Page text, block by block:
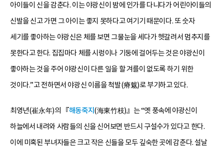
아이들이 신을 감춘다. 이는 야광신이 밤에 인가를 다니다가 어린아이들의
신발을 신고 가면 그 아이는 좋지 못하다고 여기기 때문이다. 또 숫자
세기를 좋아하는 야광신은 체를 보면 그물눈을 세다가 헷갈려서 멈추지를
못한다고 한다. 집집마다 체를 시렁이나 기둥에 걸어두는 것은 야광신이
좋아하는 것을 주어 야광신이 다른 일을 할 겨를이 없도록 하기 위한
것이다.”고 전하면서 야광신 이름을 척발(瘠魃)로 부기하고 있다.
최영년(崔永年)의 『해동죽지 (海東竹枝)』는 “옛 풍속에 야광신이
하늘에서 내려와 사람들의 신을 신어보면 반드시 구설수가 있다고 한다.
이에 미혹된 부녀자들은 크고 작은 신들을 모두 깊숙한 곳에 감춘다. 설날